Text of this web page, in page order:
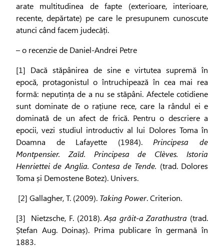
arate multitudinea de fapte (exterioare, interioare,
recente, depărtate) pe care le presupunem cunoscute
atunci când facem judecăți.
– o recenzie de Daniel-Andrei Petre
[1] Dacă stăpânirea de sine e virtutea supremă în
epocă, protagonistul o întruchipează în cea mai rea
formă: neputința de a nu se stăpâni. Afectele cotidiene
sunt dominate de o rațiune rece, care la rândul ei e
dominată de un afect de frică. Pentru o descriere a
epocii, vezi studiul introductiv al lui Dolores Toma în
Doamna de Lafayette (1984).Principesa de
Montpensier. Zaïd. Principesa de Clèves. Istoria
Henriettei de Anglia. Contesa de Tende. (trad. Dolores
Toma și Demostene Botez). Univers.
[2] Gallagher, T. (2009). Taking Power. Criterion.
[3] Nietzsche, F. (2018).Așa grăit-a Zarathustra (trad.
Ștefan Aug. Doinaș). Prima publicare în germană în
1883.